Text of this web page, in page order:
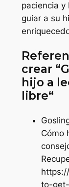
paciencia y
guiar a su
crear “
hijo a
libre“
Cómo
to-